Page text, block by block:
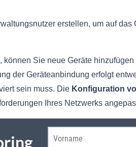
erstellen, um auf das
Sie neue Geräte
der Geräteanbindung erfolgt
sein muss. Die Konfiguration
Ihres Netzwerks